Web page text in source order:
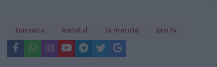
bursucu kanal d la maruta pro tv